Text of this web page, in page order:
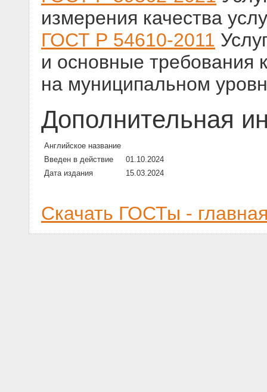
измерения качества
ГОСТ Р 54610-2011
и основные требования
на муниципальном
Дополнительная
Английское название
Введен в действие
01.10.2024
Дата издания
15.03.2024
Скачать ГОСТы -